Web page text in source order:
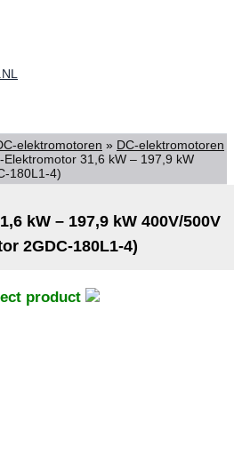
elektromotoren » DC-elektromotoren
Elektromotor 31,6 kW – 197,9 kW
180L1-4)
kW – 197,9 kW 400V/500V
2GDC-180L1-4)
product